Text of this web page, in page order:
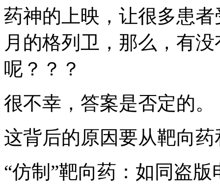
药神的上映，让很多患
月的格列卫，那么，有
呢？？？
很不幸，答案是否定的。
这背后的原因要从靶向
“仿制”靶向药：如同盗